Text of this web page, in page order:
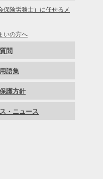
保険労務士）に任せるメ
いの方へ
問
語集
護方針
・ニュース